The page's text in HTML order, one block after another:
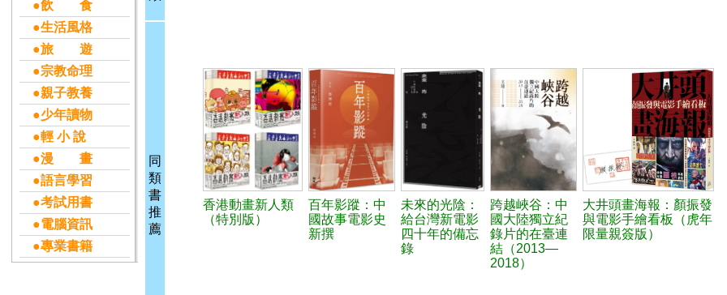
●飲 食
●生活風格
●旅 遊
●宗教命理
●親子教養
●少年讀物
●輕 小 說
●漫 畫
●語言學習
●考試用書
●電腦資訊
●專業書籍
同
類
書
推
薦
香港動畫新人類
（特別版）
百年影蹤：中
國故事電影史
新撰
未來的光陰：
給台灣新電影
四十年的備忘
錄
跨越峽谷：中
國大陸獨立紀
錄片的在臺連
結（2013—
2018）
大井頭畫海報：顏振發
與電影手繪看板（虎年
限量親簽版）